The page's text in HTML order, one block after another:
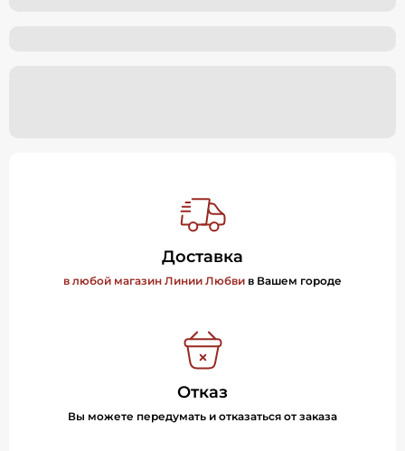
Доставка
в любой магазин Линии Любви в Вашем городе
Отказ
Вы можете передумать и отказаться от заказа